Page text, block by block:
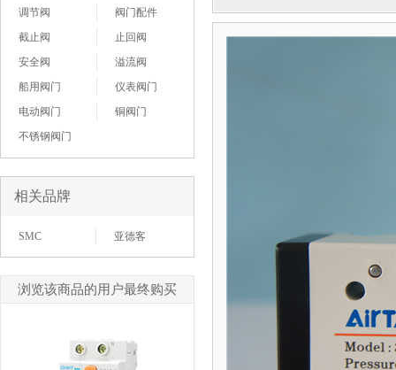
调节阀
阀门配件
截止阀
止回阀
安全阀
溢流阀
船用阀门
仪表阀门
电动阀门
铜阀门
不锈钢阀门
相关品牌
SMC 亚德客
浏览该商品的用户最终购买